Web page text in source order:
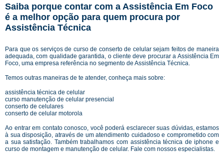
Saiba porque contar com a Assistência Em Foco
é a melhor opção para quem procura por
Assistência Técnica
Para que os serviços de curso de conserto de celular sejam feitos de maneira
adequada, com qualidade garantida, o cliente deve procurar a Assistência Em
Foco, uma empresa referência no segmento de Assistência Técnica.
Temos outras maneiras de te atender, conheça mais sobre:
assistência técnica de celular
curso manutenção de celular presencial
conserto de celulares
conserto de celular motorola
Ao entrar em contato conosco, você poderá esclarecer suas dúvidas, estamos
à sua disposição, através de um atendimento cuidadoso e comprometido com
a sua satisfação. Também trabalhamos com assistência técnica de iphone e
curso de montagem e manutenção de celular. Fale com nossos especialistas.